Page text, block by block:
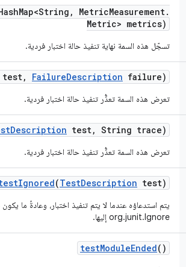
Map<String , MetricMeasurement.
Metric> metrics)
تسجّل هذه السمة نهاية تنفيذ حالة اختبار فردية.
test, FailureDescription failure)
تعرض هذه السمة تعذُّر تنفيذ حالة اختبار فردية.
Description test, String trace)
تعرض هذه السمة تعذُّر تنفيذ حالة اختبار فردية.
Ignored(TestDescription test)
يتم استدعاؤه عندما لا يتم تنفيذ اختبار، وعادةً ما
org.junit.Ignore إليها.
testModuleEnded()